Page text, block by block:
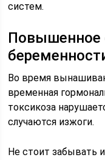
систем.
Повышенное
Во время
временная
токсикоза
случаются изжоги.
Не стоит забывать